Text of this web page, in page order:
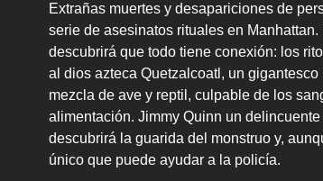
Extrañas muertes y desapariciones de
serie de asesinatos rituales en
descubrirá que todo tiene conexión: los
al dios azteca Quetzalcoatl, un gigantesco
mezcla de ave y reptil, culpable de los
alimentación. Jimmy Quinn un delincuente
descubrirá la guarida del monstruo y,
único que puede ayudar a la policía.